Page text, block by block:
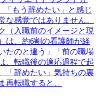
「もう辞めたい」と感じ
な感覚ではありません。
（入職前のイメージと現
は、約6割の看護師が経
たのと違う」「前の職場
、転職後の適応過程で起
「辞めたい」気持ちの裏
再転職すると、